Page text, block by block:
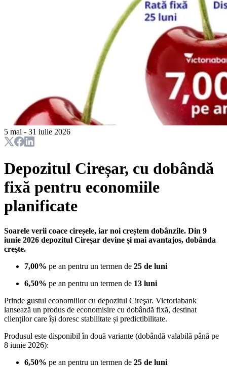
5 mai - 31 iulie 2026
Depozitul Cireșar, cu dobândă
fixă pentru economiile
planificate
Soarele verii coace cireșele, iar noi creștem dobânzile. Din 9
iunie 2026 depozitul Cireșar devine și mai avantajos, dobânda
crește.
7,00% pe an pentru un termen de 25 de luni
6,50% pe an pentru un termen de 13 luni
Prinde gustul economiilor cu depozitul Cireşar. Victoriabank
lansează un produs de economisire cu dobândă fixă, destinat
clienților care își doresc stabilitate și predictibilitate.
Produsul este disponibil în două variante (dobândă valabilă până pe
8 iunie 2026):
6,50% pe an pentru un termen de 25 de luni